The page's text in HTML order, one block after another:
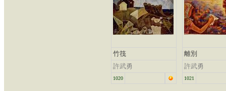
竹筏
許武勇
1020
離別
許武勇
1021